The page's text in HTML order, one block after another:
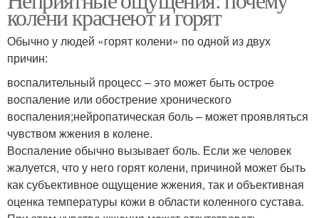
колени краснеют и горят
Обычно у людей «горят колени» по одной из двух
причин:
воспалительный процесс – это может быть острое
воспаление или обострение хронического
воспаления;нейропатическая боль – может проявляться
чувством жжения в колене.
Воспаление обычно вызывает боль. Если же человек
жалуется, что у него горят колени, причиной может быть
как субъективное ощущение жжения, так и объективная
оценка температуры кожи в области коленного сустава.